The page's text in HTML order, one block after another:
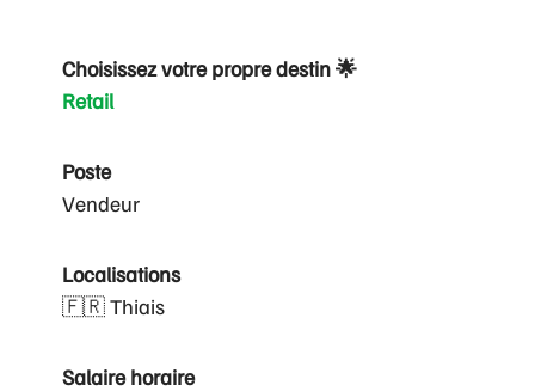
Choisissez votre propre destin 🌟
Retail
Poste
Vendeur
Localisations
🇫🇷 Thiais
Salaire horaire